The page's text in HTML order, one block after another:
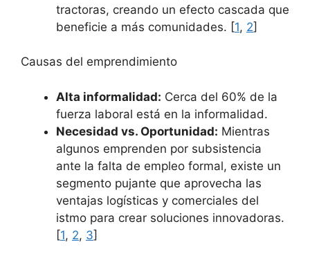
tractoras, creando un efecto cascada que
beneficie a más comunidades. [1, 2]
Causas del emprendimiento
Alta informalidad: Cerca del 60% de la
fuerza laboral está en la informalidad.
Necesidad vs. Oportunidad: Mientras
algunos emprenden por subsistencia
ante la falta de empleo formal, existe un
segmento pujante que aprovecha las
ventajas logísticas y comerciales del
istmo para crear soluciones innovadoras.
[1, 2, 3]